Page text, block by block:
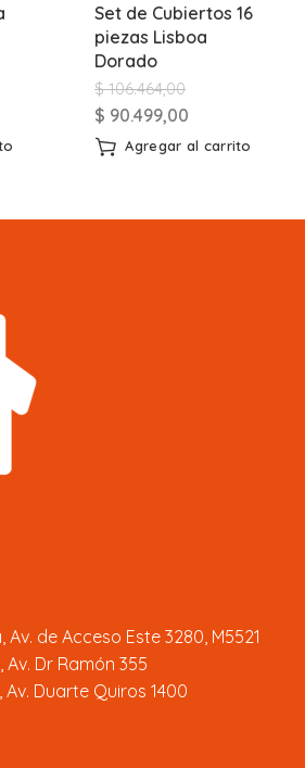
Set de Cubiertos 16
piezas Lisboa
Dorado
$106.464,00
$ 90.499,00
Agregar al carrito
Av. de Acceso Este 3280, M5521
Av. Dr Ramón 355
Av. Duarte Quiros 1400